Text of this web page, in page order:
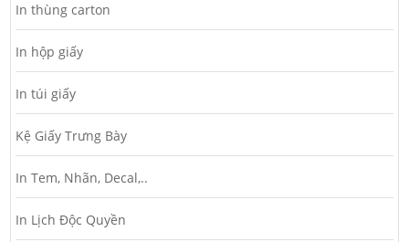
In thùng carton
In hộp giấy
In túi giấy
Kệ Giấy Trưng Bày
In Tem, Nhãn, Decal,..
In Lịch Độc Quyền